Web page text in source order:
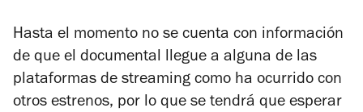
Hasta el momento no se cuenta con información
de que el documental llegue a alguna de las
plataformas de streaming como ha ocurrido con
otros estrenos, por lo que se tendrá que esperar